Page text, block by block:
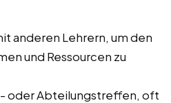
anderen Lehrern, um den
und Ressourcen zu
oder Abteilungstreffen, oft